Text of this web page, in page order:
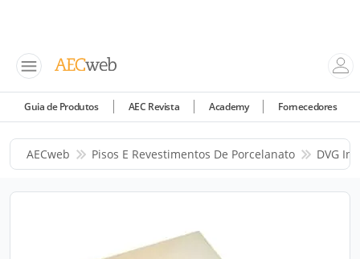
Guia de Produtos AEC Revista Academy Fornecedores
AECweb Pisos E Revestimentos De Porcelanato DVG